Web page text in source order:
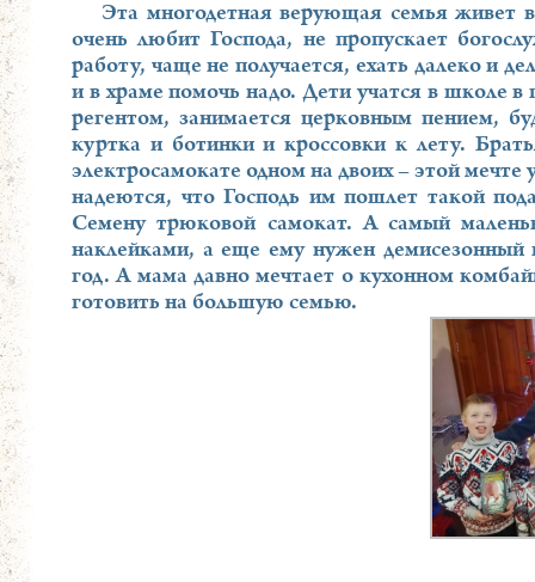
Эта многодетная верующая семья живет
очень любит Господа, не пропускает
работу, чаще не получается, ехать далеко и
и в храме помочь надо. Дети учатся в школе в
регентом, занимается церковным пением,
куртка и ботинки и кроссовки к лету.
электросамокате одном на двоих – этой
надеются, что Господь им пошлет такой
Семену трюковой самокат. А самый
наклейками, а еще ему нужен
год. А мама давно мечтает о кухонном
готовить на большую семью.